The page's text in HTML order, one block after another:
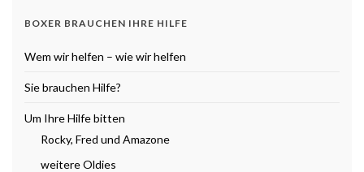
BOXER BRAUCHEN IHRE HILFE
Wem wir helfen – wie wir helfen
Sie brauchen Hilfe?
Um Ihre Hilfe bitten
Rocky, Fred und Amazone
weitere Oldies